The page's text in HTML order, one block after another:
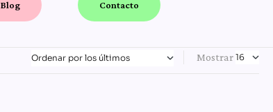
Blog Contacto
Mostrar